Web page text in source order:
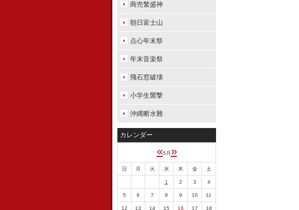
商売繁盛神
朝日富士山
点心年末祭
年末音楽祭
飛石窓破壊
小学生襲撃
沖縄断水難
カレンダー
«5月 »
日 月 火 水 木 金 土
1 2 3 4
5 6 7 8 9 10 11
12 13 14 15 16 17 18